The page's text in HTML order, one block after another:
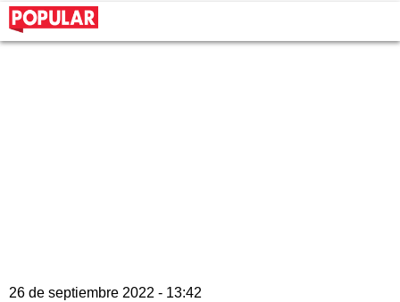
26 de septiembre 2022 - 13:42